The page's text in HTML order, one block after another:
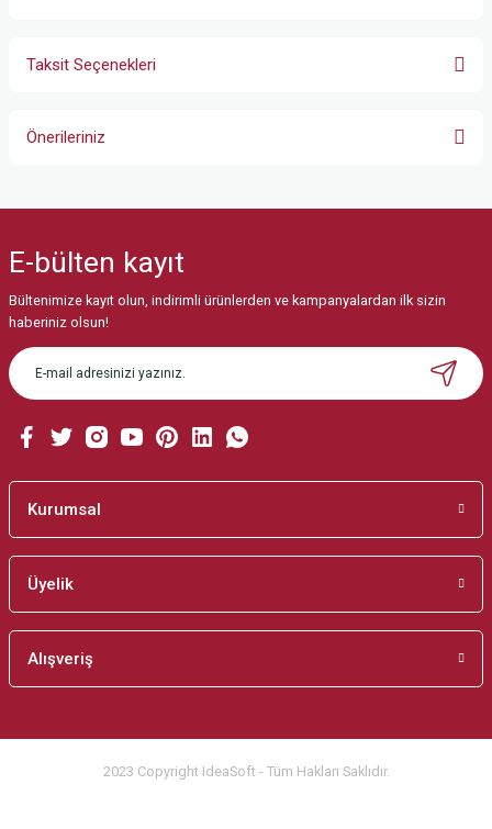
Taksit Seçenekleri
Önerileriniz
Görüş ve önerileriniz için teşekkür ederiz.
Ürün resmi kalitesiz, bozuk veya görüntülenemiyor.
Ürün açıklamasında eksik bilgiler bulunuyor.
Ürün bilgilerinde hatalar bulunuyor.
Bu ürüne benzer farklı alternatifler olmalı.
E-bülten kayıt
Bültenimize kayıt olun, indirimli ürünlerden ve kampanyalardan ilk sizin
haberiniz olsun!
Kurumsal
Üyelik
Alışveriş
2023 Copyright IdeaSoft - Tüm Hakları Saklıdır.